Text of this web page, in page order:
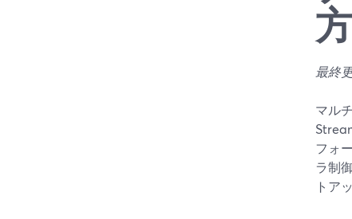
最終
マル
フォ
ラ制
トア